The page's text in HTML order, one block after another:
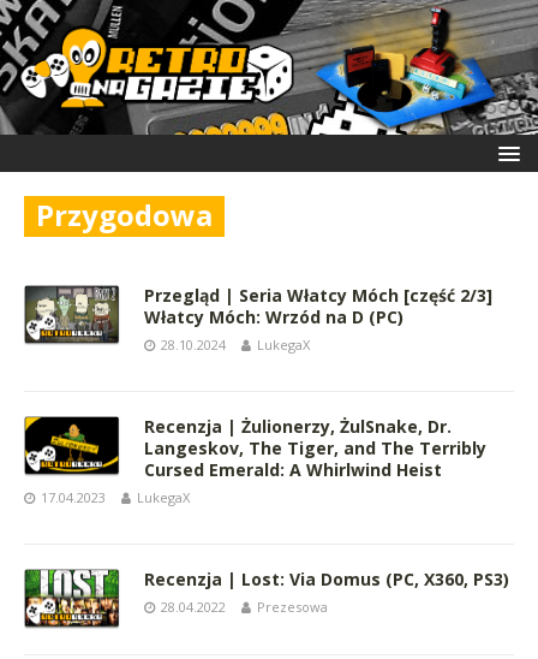
Przygodowa
Przegląd | Seria Włatcy Móch [część 2/3]
Włatcy Móch: Wrzód na D (PC)
28.10.2024 LukegaX
Recenzja | Żulionerzy, ŻulSnake, Dr.
Langeskov, The Tiger, and The Terribly
Cursed Emerald: A Whirlwind Heist
17.04.2023 LukegaX
Recenzja | Lost: Via Domus (PC, X360, PS3)
28.04.2022 Prezesowa